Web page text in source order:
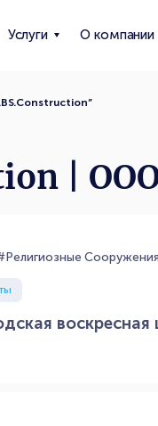
Услуги О компании
|
Сооружения
воскресная